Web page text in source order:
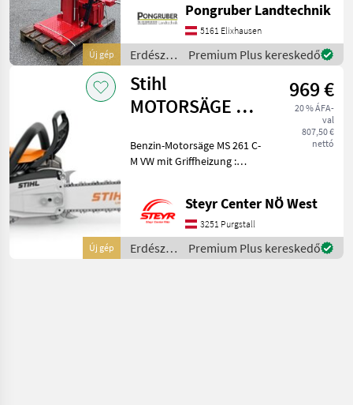
Új gép
Stempelvor-/rücklauf: max.
27, 8 / 16, 0 cm/s +
Pumpenleistung: 54 l/min +
Füllmenge Hyd
Pongruber Landtechnik
5161 Elixhausen
Erdészeti
és
faipari
gépek /
Vogesenblitz
Premium Plus kereskedő
Új gép
Stihl
MOTORSÄGE MS
40CM
969 €
20 % ÁFA-
val
807,50 €
nettó
Benzin-Motorsäge MS 261 C-
M VW mit Griffheizung :
Arbeiten Die Benzin-
Kettensäge STIHL MS 261 C-
M ist bestens ausgestattet
für forst
Steyr Center NÖ West
3251 Purgstall
Erdészeti
és
Premium Plus kereskedő